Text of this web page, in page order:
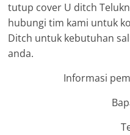
tutup cover U ditch
hubungi tim kami untuk
Ditch untuk kebutuhan
anda.
Informasi